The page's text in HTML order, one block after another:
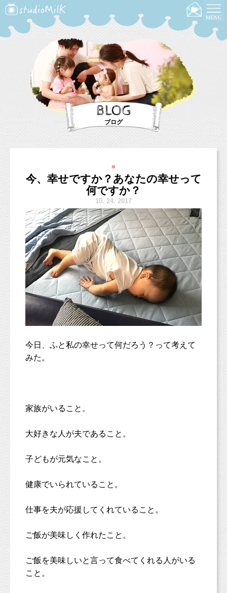
BLOG
ブログ
■
今、幸せですか？あなたの幸せって
何ですか？
10. 24. 2017
今日、ふと私の幸せって何だろう？って考えて
みた。
家族がいること。
大好きな人が夫であること。
子どもが元気なこと。
健康でいられていること。
仕事を夫が応援してくれていること。
ご飯が美味しく作れたこと。
ご飯を美味しいと言って食べてくれる人がいる
こと。